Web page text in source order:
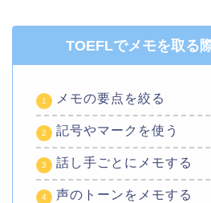
TOEFLでメモを取る
メモの要点を絞る
記号やマークを使う
話し手ごとにメモする
声のトーンをメモする